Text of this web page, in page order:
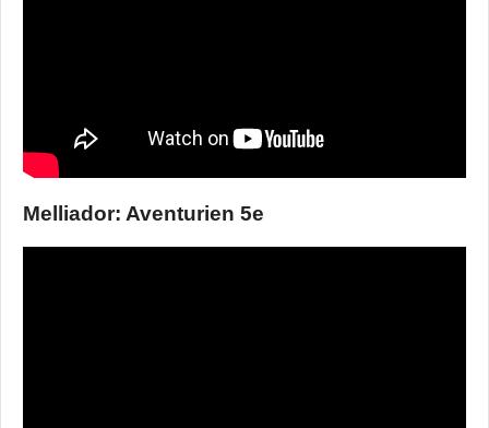
Melliador: Aventurien 5e